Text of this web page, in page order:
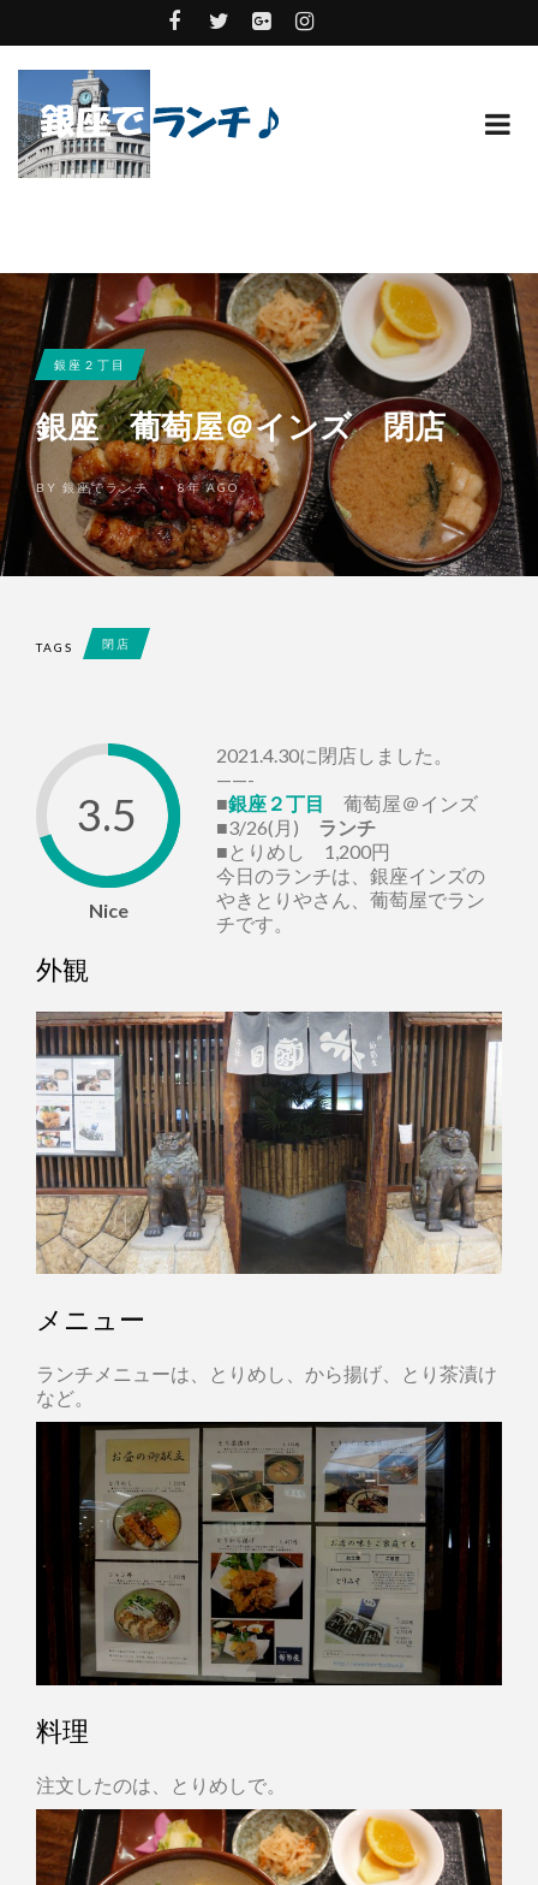
銀座２丁目
銀座 葡萄屋＠インズ 閉店
BY 銀座でランチ • 8年 AGO
TAGS 閉店
3.5
Nice
2021.4.30に閉店しました。
——-
■銀座２丁目
葡萄屋＠インズ
■3/26(月) ランチ
■とりめし 1,200円
今日のランチは、銀座インズの
やきとりやさん、葡萄屋でラン
チです。
外観
メニュー
ランチメニューは、とりめし、から揚げ、とり茶漬け
など。
料理
注文したのは、とりめしで。